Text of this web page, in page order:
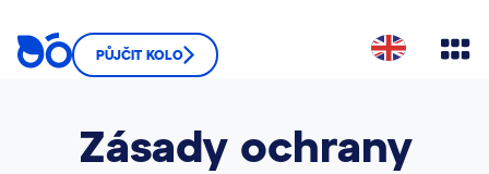
PŮJČIT KOLO
Zásady ochrany